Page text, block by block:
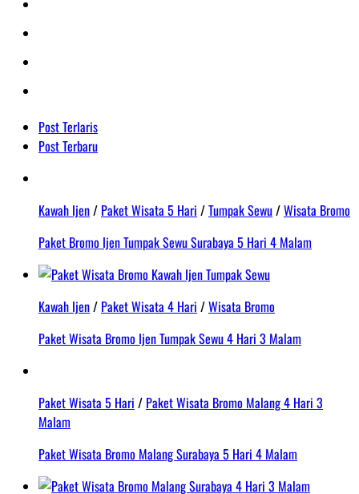
Post Terlaris
Post Terbaru
Kawah Ijen/ Paket Wisata 5 Hari /Tumpak Sewu/Wisata Bromo
Paket Bromo Ijen Tumpak Sewu Surabaya 5 Hari 4 Malam
Kawah Ijen/ Paket Wisata 4 Hari /Wisata Bromo
Paket Wisata Bromo Ijen Tumpak Sewu 4 Hari 3 Malam
Paket Wisata 5 Hari / Paket Wisata Bromo Malang 4 Hari 3
Malam
Paket Wisata Bromo Malang Surabaya 5 Hari 4 Malam